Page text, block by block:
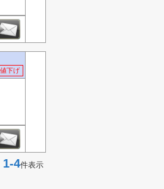
下げ
4件表示